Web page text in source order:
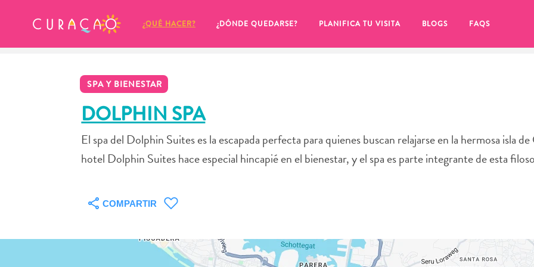
¿QUÉ HACER? ¿DÓNDE QUEDARSE? PLANIFICA TU VISITA BLOGS FAQS
SPA Y BIENESTAR
DOLPHIN SPA
El spa del Dolphin Suites es la escapada perfecta para quienes buscan relajarse en la hermosa isla
hotel Dolphin Suites hace especial hincapié en el bienestar, y el spa es parte integrante de esta
COMPARTIR
MIS FAVORITOS
Parece que no has guardado
ningún lugar favorito aún.
Cuando quiera guardar algo para más tarde, asegúrese de hacer clic en el